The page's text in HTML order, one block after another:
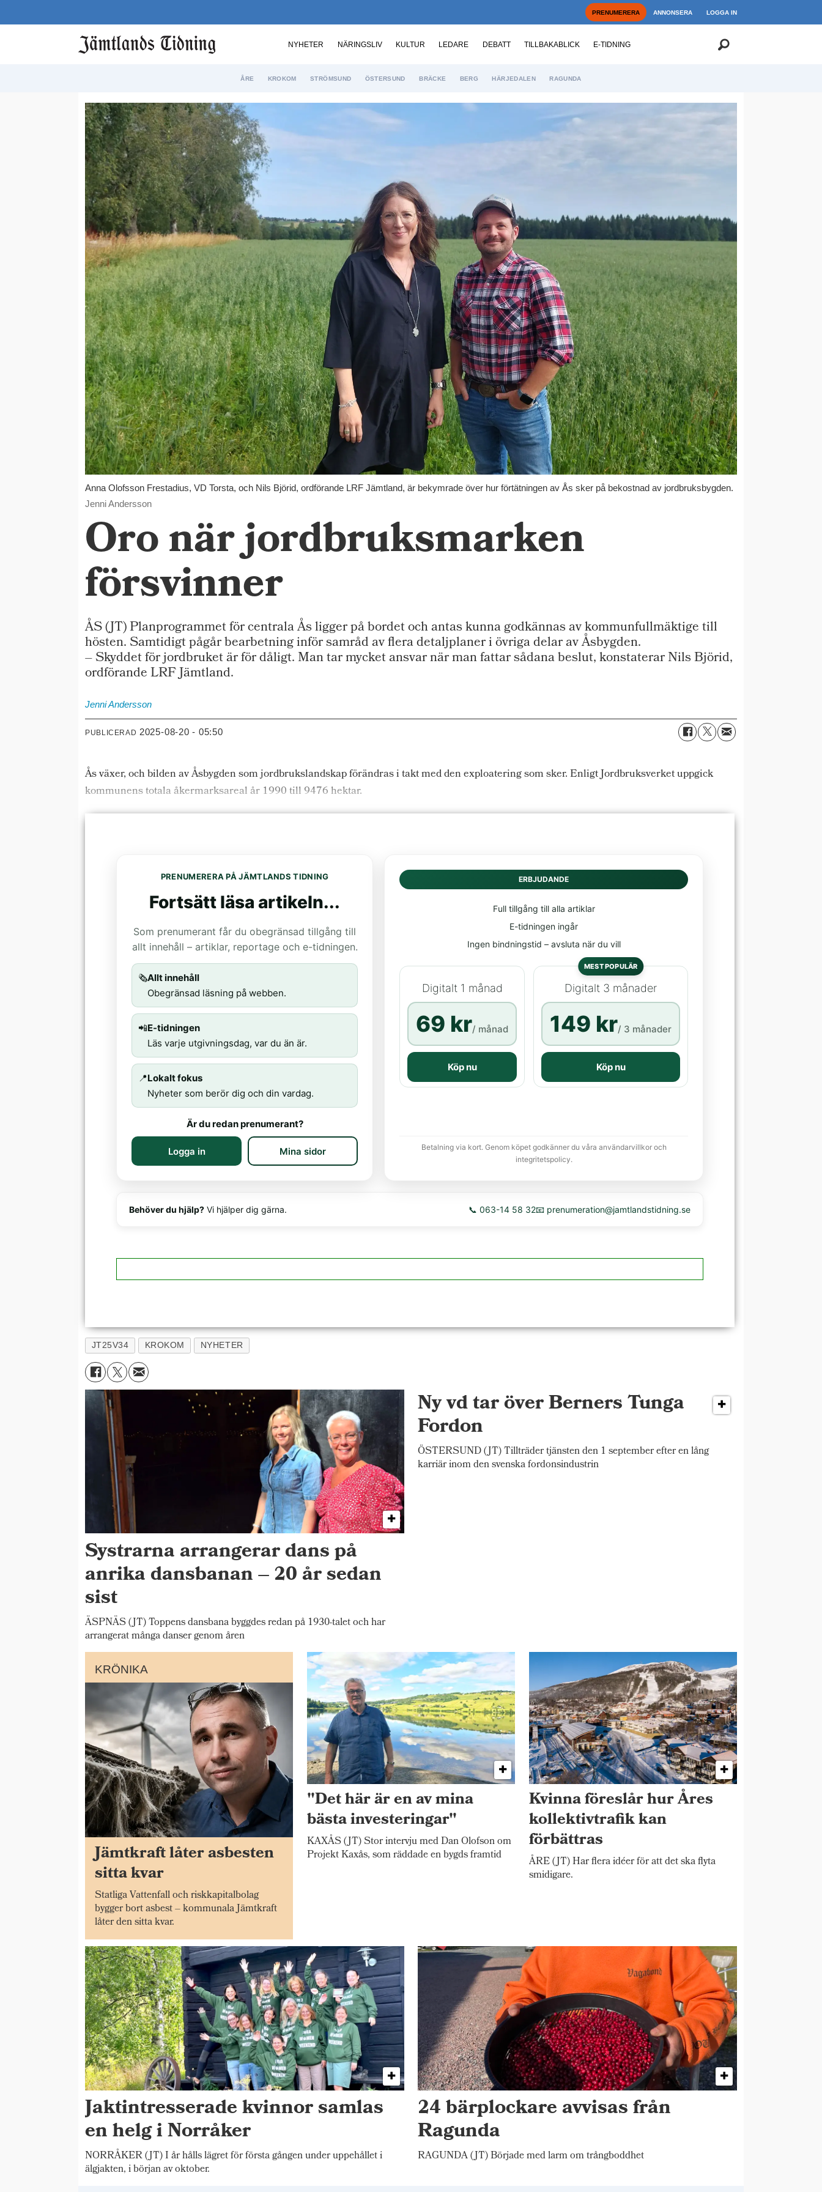
PRENUMERERA ANNONSERA LOGGA IN
NYHETER NÄRINGSLIV KULTUR LEDARE DEBATT TILLBAKABLICK E-TIDNING
ÅRE KROKOM STRÖMSUND ÖSTERSUND BRÄCKE BERG HÄRJEDALEN RAGUNDA
Anna Olofsson Frestadius, VD Torsta, och Nils Björid, ordförande LRF Jämtland, är bekymrade över hur förtätningen av Ås sker på bekostnad av jordbruksbygden.
Jenni Andersson
Oro när jordbruksmarken
försvinner
ÅS (JT) Planprogrammet för centrala Ås ligger på bordet och antas kunna godkännas av kommunfullmäktige till
hösten. Samtidigt pågår bearbetning inför samråd av flera detaljplaner i övriga delar av Åsbygden.
– Skyddet för jordbruket är för dåligt. Man tar mycket ansvar när man fattar sådana beslut, konstaterar Nils Björid,
ordförande LRF Jämtland.
JenniAndersson
PUBLICERAD 2025-08-20 - 05:50
Ås växer, och bilden av Åsbygden som jordbrukslandskap förändras i takt med den exploatering som sker. Enligt Jordbruksverket uppgick
kommunens totala åkermarksareal år 1990 till 9476 hektar.
PRENUMERERA PÅ JÄMTLANDS TIDNING
Fortsätt läsa artikeln...
Som prenumerant får du obegränsad tillgång till
allt innehåll – artiklar, reportage och e-tidningen.
🗞️Allt innehåll
Obegränsad läsning på webben.
📲E-tidningen
Läs varje utgivningsdag, var du än är.
📍Lokalt fokus
Nyheter som berör dig och din vardag.
Är du redan prenumerant?
Logga in Mina sidor
ERBJUDANDE
Full tillgång till alla artiklar
E-tidningen ingår
Ingen bindningstid – avsluta när du vill
Digitalt 1 månad
69 kr/ månad
Köp nu
MEST POPULÄR
Digitalt 3 månader
149 kr/ 3 månader
Köp nu
Betalning via kort. Genom köpet godkänner du våra användarvillkor och
integritetspolicy.
Behöver du hjälp? Vi hjälper dig gärna. 📞 063-14 58 32📧 prenumeration@jamtlandstidning.se
JT25V34 KROKOM NYHETER
Systrarna arrangerar dans på
anrika dansbanan – 20 år sedan
sist
ÄSPNÄS (JT) Toppens dansbana byggdes redan på 1930-talet och har
arrangerat många danser genom åren
Ny vd tar över Berners Tunga
Fordon
ÖSTERSUND (JT) Tillträder tjänsten den 1 september efter en lång
karriär inom den svenska fordonsindustrin
KRÖNIKA
Jämtkraft låter asbesten
sitta kvar
Statliga Vattenfall och riskkapitalbolag
bygger bort asbest – kommunala Jämtkraft
låter den sitta kvar.
"Det här är en av mina
bästa investeringar"
KAXÅS (JT) Stor intervju med Dan Olofson om
Projekt Kaxås, som räddade en bygds framtid
Kvinna föreslår hur Åres
kollektivtrafik kan
förbättras
ÅRE (JT) Har flera idéer för att det ska flyta
smidigare.
Jaktintresserade kvinnor samlas
en helg i Norråker
NORRÅKER (JT) I år hålls lägret för första gången under uppehållet i
älgjakten, i början av oktober.
24 bärplockare avvisas från
Ragunda
RAGUNDA (JT) Började med larm om trångboddhet